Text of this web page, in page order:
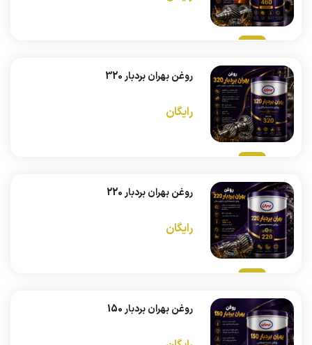
روغن بهران بردبار 320
رایگان
روغن بهران بردبار 220
رایگان
روغن بهران بردبار 150